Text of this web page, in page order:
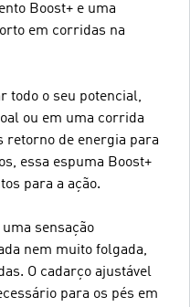
Boost+ e uma
em corridas na
todo o seu potencial,
ou em uma corrida
retorno de energia para
essa espuma Boost+
para a ação.
sensação
nem muito folgada,
O cadarço ajustável
para os pés em